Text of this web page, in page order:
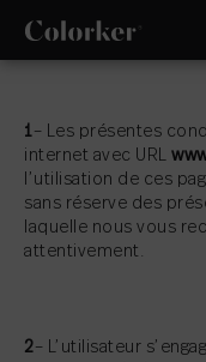
1– Les présentes
internet avec URL
l’utilisation de ces
sans réserve des
laquelle nous vous
attentivement.
2– L’utilisateur